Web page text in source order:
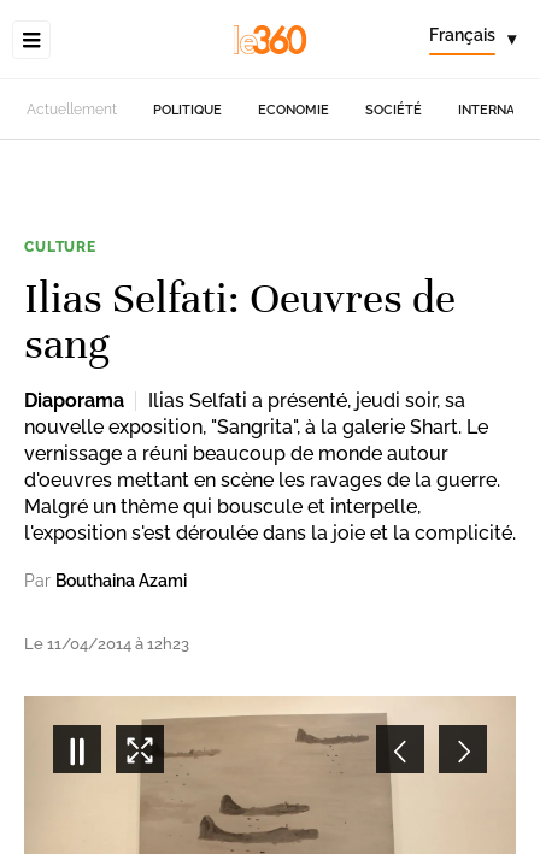
Français ▾
Actuellement POLITIQUE ECONOMIE SOCIÉTÉ
CULTURE
Ilias Selfati: Oeuvres de
sang
Diaporama
Ilias Selfati a présenté, jeudi soir, sa
nouvelle exposition, "Sangrita", à la galerie Shart. Le
vernissage a réuni beaucoup de monde autour
d'oeuvres mettant en scène les ravages de la guerre.
Malgré un thème qui bouscule et interpelle,
l'exposition s'est déroulée dans la joie et la complicité.
Par Bouthaina Azami
Le 11/04/2014 à 12h23